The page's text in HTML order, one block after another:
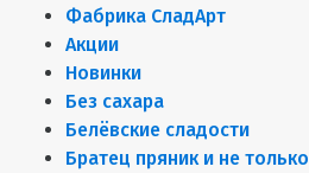
Фабрика СладАрт
Акции
Новинки
Без сахара
Белёвские сладости
Братец пряник и не только